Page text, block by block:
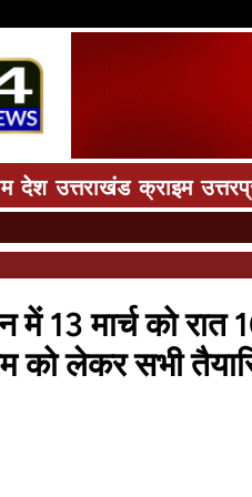
देश उत्तराखंड क्राइम
में 13 मार्च को
को लेकर सभी